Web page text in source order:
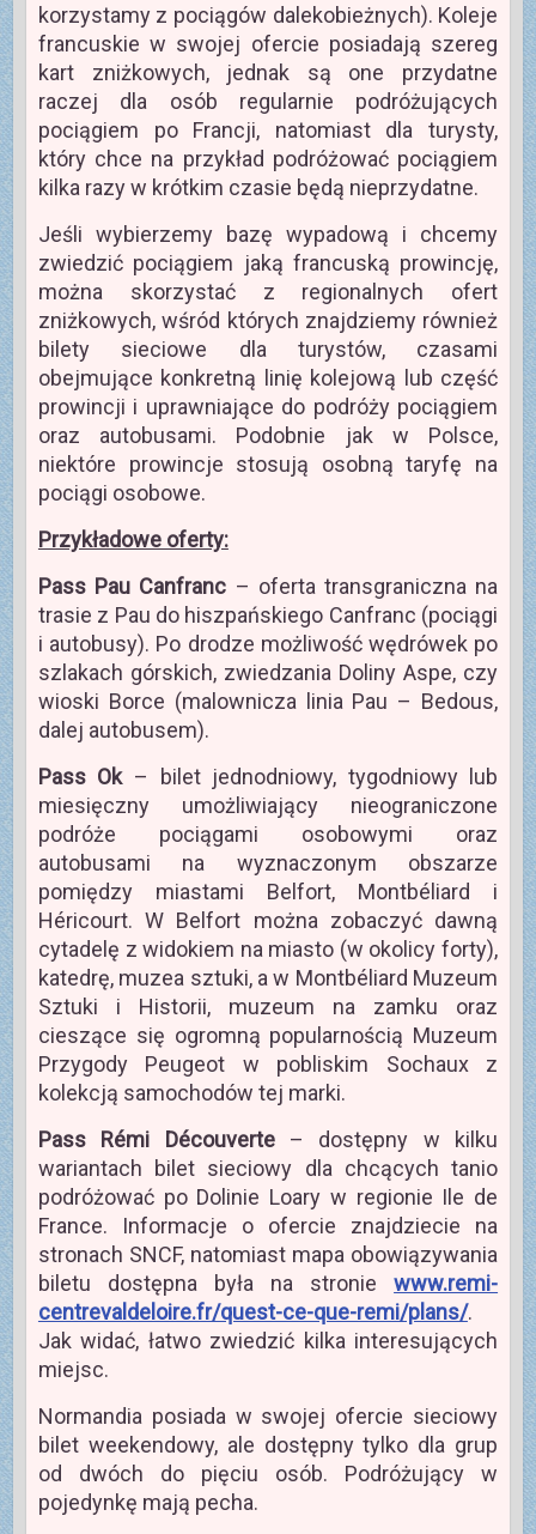
korzystamy z pociągów dalekobieżnych). Koleje
francuskie w swojej ofercie posiadają szereg
kart zniżkowych, jednak są one przydatne
raczej dla osób regularnie podróżujących
pociągiem po Francji, natomiast dla turysty,
który chce na przykład podróżować pociągiem
kilka razy w krótkim czasie będą nieprzydatne.
Jeśli wybierzemy bazę wypadową i chcemy
zwiedzić pociągiem jaką francuską prowincję,
można skorzystać z regionalnych ofert
zniżkowych, wśród których znajdziemy również
bilety sieciowe dla turystów, czasami
obejmujące konkretną linię kolejową lub część
prowincji i uprawniające do podróży pociągiem
oraz autobusami. Podobnie jak w Polsce,
niektóre prowincje stosują osobną taryfę na
pociągi osobowe.
Przykładowe oferty:
Pass Pau Canfranc – oferta transgraniczna na
trasie z Pau do hiszpańskiego Canfranc (pociągi
i autobusy). Po drodze możliwość wędrówek po
szlakach górskich, zwiedzania Doliny Aspe, czy
wioski Borce (malownicza linia Pau – Bedous,
dalej autobusem).
Pass Ok– bilet jednodniowy, tygodniowy lub
miesięczny umożliwiający nieograniczone
podróże pociągami osobowymi oraz
autobusami na wyznaczonym obszarze
pomiędzy miastami Belfort, Montbéliard i
Héricourt. W Belfort można zobaczyć dawną
cytadelę z widokiem na miasto (w okolicy forty),
katedrę, muzea sztuki, a w Montbéliard Muzeum
Sztuki i Historii, muzeum na zamku oraz
cieszące się ogromną popularnością Muzeum
Przygody Peugeot w pobliskim Sochaux z
kolekcją samochodów tej marki.
Pass Rémi Découverte– dostępny w kilku
wariantach bilet sieciowy dla chcących tanio
podróżować po Dolinie Loary w regionie Ile de
France. Informacje o ofercie znajdziecie na
stronach SNCF, natomiast mapa obowiązywania
biletu dostępna była na stroniewww.remi-
centrevaldeloire.fr/quest-ce-que-remi/plans/.
Jak widać, łatwo zwiedzić kilka interesujących
miejsc.
Normandia posiada w swojej ofercie sieciowy
bilet weekendowy, ale dostępny tylko dla grup
od dwóch do pięciu osób. Podróżujący w
pojedynkę mają pecha.